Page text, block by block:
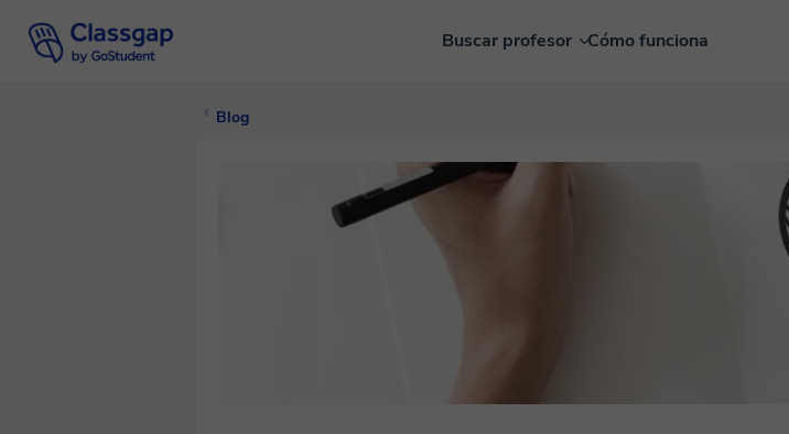
Buscar profesor Cómo funciona
Blog